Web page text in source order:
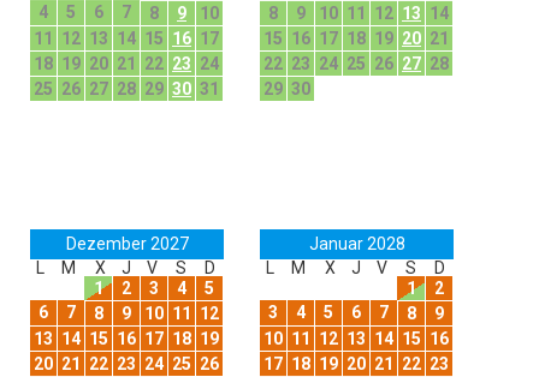
4
5 6 7 8 9
10
11
12 13 14 15 16 17
18 19 20 21 22 23 24
25 26 27 28 29 30 31
8
9 10 11 12 13 14
15 16 17 18 19 20 21
22 23 24 25 26 27 28
29 30
Dezember 2027
L
M X J V S
D
1
2 3 4
5
6
7 8 9 10 11
12
13 14 15 16 17 18 19
20 21 22 23 24 25 26
Januar 2028
L
M X J V S
D
1
2
3
4 5 6 7 8
9
10 11 12 13 14 15 16
17 18 19 20 21 22 23